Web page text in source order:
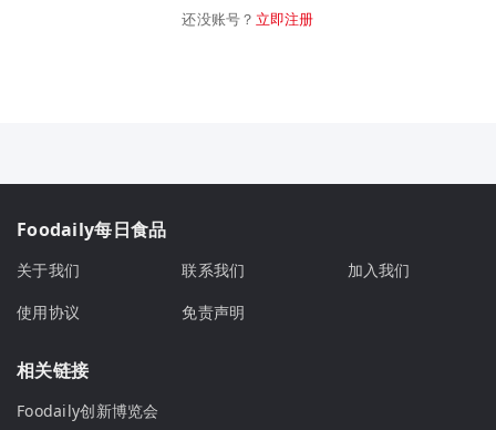
还没账号？ 立即注册
Foodaily每日食品
关于我们 联系我们
加入我们
使用协议
免责声明
相关链接
Foodaily创新博览会